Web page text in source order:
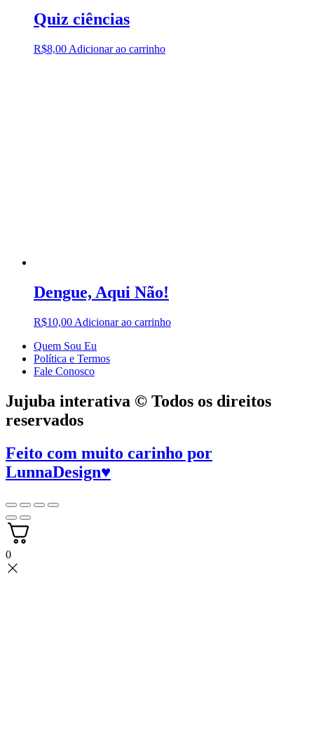
Quiz ciências
R$8,00 Adicionar ao carrinho
Dengue, Aqui Não!
R$10,00 Adicionar ao carrinho
Quem Sou Eu
Política e Termos
Fale Conosco
Jujuba interativa © Todos os direitos
reservados
Feito com muito carinho por
LunnaDesign♥
0